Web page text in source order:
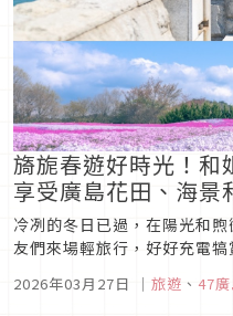
旖旎春遊好時光！和
享受廣島花田、海景
冷冽的冬日已過，在陽光和
友們來場輕旅行，好好充電
女子旅的景點，可到鮮豔多
優美的姿態；靜眺琉璃色的海
2026年03月27日 ｜ 旅遊 、 47